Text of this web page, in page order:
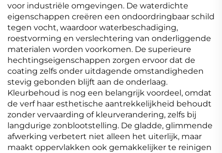
voor industriële omgevingen. De waterdichte
eigenschappen creëren een ondoordringbaar schild
tegen vocht, waardoor waterbeschadiging,
roestvorming en verslechtering van onderliggende
materialen worden voorkomen. De superieure
hechtingseigenschappen zorgen ervoor dat de
coating zelfs onder uitdagende omstandigheden
stevig gebonden blijft aan de onderlaag.
Kleurbehoud is nog een belangrijk voordeel, omdat
de verf haar esthetische aantrekkelijkheid behoudt
zonder vervaarding of kleurverandering, zelfs bij
langdurige zonblootstelling. De gladde, glimmende
afwerking verbetert niet alleen het uiterlijk, maar
maakt oppervlakken ook gemakkelijker te reinigen